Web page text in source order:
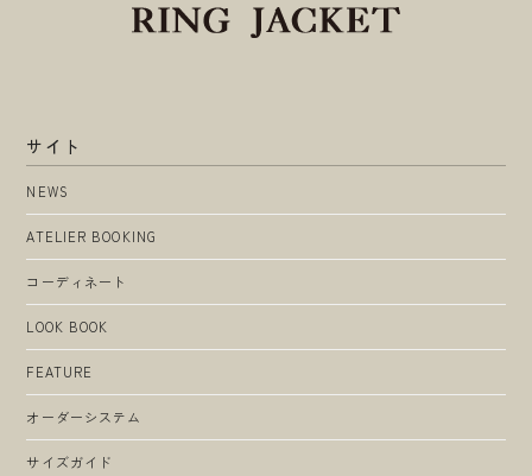
サイト
NEWS
ATELIER BOOKING
コーディネート
LOOK BOOK
FEATURE
オーダーシステム
サイズガイド